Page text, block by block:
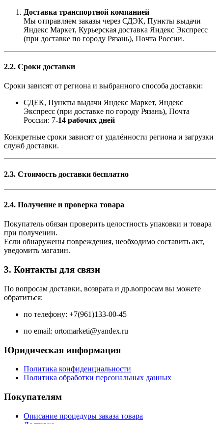
Доставка транспортной компанией
Мы отправляем заказы через СДЭК, Пункты выдачи
Яндекс Маркет, Курьерская доставка Яндекс Экспресс
(при доставке по городу Рязань), Почта России.
2.2. Сроки доставки
Сроки зависят от региона и выбранного способа доставки:
СДЕК, Пункты выдачи Яндекс Маркет, Яндекс
Экспресс (при доставке по городу Рязань), Почта
России: 7-14 рабочих дней
Конкретные сроки зависят от удалённости региона и загрузки
служб доставки.
2.3. Стоимость доставки бесплатно
2.4. Получение и проверка товара
Покупатель обязан проверить целостность упаковки и товара
при получении.
Если обнаружены повреждения, необходимо составить акт,
уведомить магазин.
3. Контакты для связи
По вопросам доставки, возврата и др.вопросам вы можете
обратиться:
по телефону: +7(961)133-00-45
по email: ortomarketi@yandex.ru
Юридическая информация
Политика конфиденциальности
Политика обработки персональных данных
Покупателям
Описание процедуры заказа товара